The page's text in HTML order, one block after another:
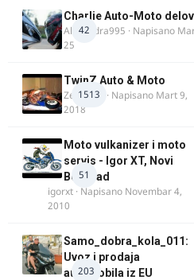
42
Charlie Auto-Moto
Alexandra995 · Napisano
25
1513
TwinZ Auto & Moto
Zeljkamp · Napisano Mart 9,
2018
51
Moto vulkanizer i moto
servis - Igor XT, Novi
Beograd
igorxt · Napisano Novembar 4,
2010
203
Samo_dobra_kola_011:
Uvoz i prodaja
automobila iz EU